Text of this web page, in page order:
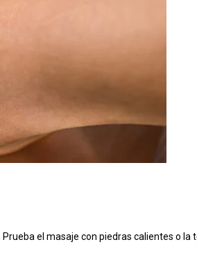
el masaje con piedras calientes o la